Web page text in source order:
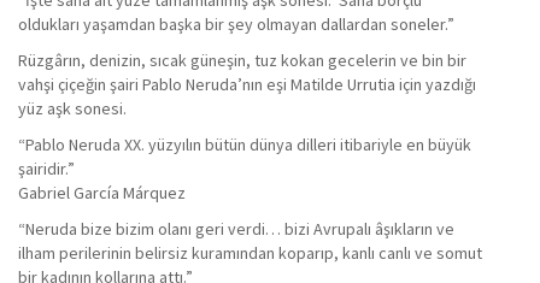
oldukları yaşamdan başka bir şey olmayan dallardan soneler.”
Rüzgârın, denizin, sıcak güneşin, tuz kokan gecelerin ve bin bir
vahşi çiçeğin şairi Pablo Neruda’nın eşi Matilde Urrutia için yazdığı
yüz aşk sonesi.
“Pablo Neruda XX. yüzyılın bütün dünya dilleri itibariyle en büyük
şairidir.”
Gabriel García Márquez
“Neruda bize bizim olanı geri verdi… bizi Avrupalı âşıkların ve
ilham perilerinin belirsiz kuramından koparıp, kanlı canlı ve somut
bir kadının kollarına attı.”